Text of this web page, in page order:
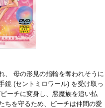
、 母の形見の指輪を奪われそうに
鏡 (セントミロワール) を受け取っ
ーチに変身し、悪魔族を追い払
ちを守るため、ピーチは仲間の愛